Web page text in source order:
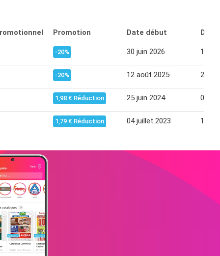
Promotion Date début Date
-20% 30 juin 2026 12
-20% 12 août 2025 24
1,98 € Réduction 25 juin 2024 07
1,79 € Réduction 04 juillet 2023 16